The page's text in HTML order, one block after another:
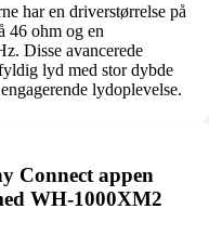
har en driverstørrelse på
46 ohm og en
Disse avancerede
lyd med stor dybde
lydoplevelse.
Connect appen
WH-1000XM2